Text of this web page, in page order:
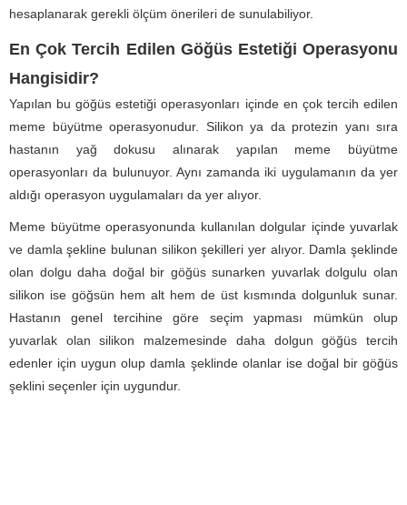
hesaplanarak gerekli ölçüm önerileri de sunulabiliyor.
En Çok Tercih Edilen Göğüs Estetiği Operasyonu
Hangisidir?
Yapılan bu göğüs estetiği operasyonları içinde en çok tercih edilen
meme büyütme operasyonudur. Silikon ya da protezin yanı sıra
hastanın yağ dokusu alınarak yapılan meme büyütme
operasyonları da bulunuyor. Aynı zamanda iki uygulamanın da yer
aldığı operasyon uygulamaları da yer alıyor.
Meme büyütme operasyonunda kullanılan dolgular içinde yuvarlak
ve damla şekline bulunan silikon şekilleri yer alıyor. Damla şeklinde
olan dolgu daha doğal bir göğüs sunarken yuvarlak dolgulu olan
silikon ise göğsün hem alt hem de üst kısmında dolgunluk sunar.
Hastanın genel tercihine göre seçim yapması mümkün olup
yuvarlak olan silikon malzemesinde daha dolgun göğüs tercih
edenler için uygun olup damla şeklinde olanlar ise doğal bir göğüs
şeklini seçenler için uygundur.